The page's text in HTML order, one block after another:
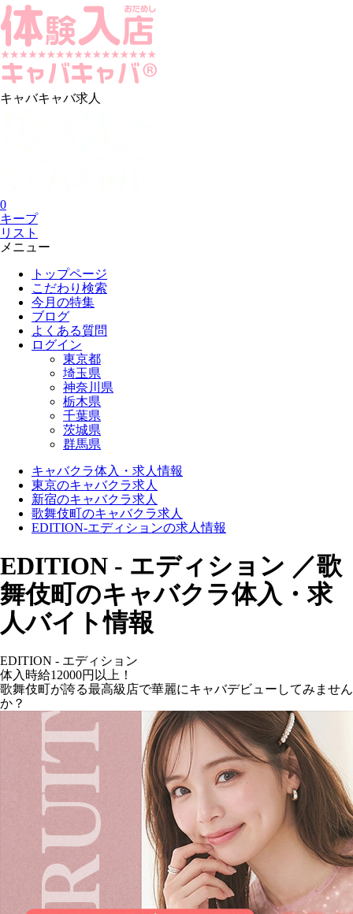
キャバキャバ求人
0
キープ
リスト
メニュー
トップページ
こだわり検索
今月の特集
ブログ
よくある質問
ログイン
東京都
埼玉県
神奈川県
栃木県
千葉県
茨城県
群馬県
キャバクラ体入・求人情報
東京のキャバクラ求人
新宿のキャバクラ求人
歌舞伎町のキャバクラ求人
EDITION-エディションの求人情報
EDITION - エディション ／歌
舞伎町のキャバクラ体入・求
人バイト情報
EDITION - エディション
体入時給12000円以上！
歌舞伎町が誇る最高級店で華麗にキャバデビューしてみません
か？